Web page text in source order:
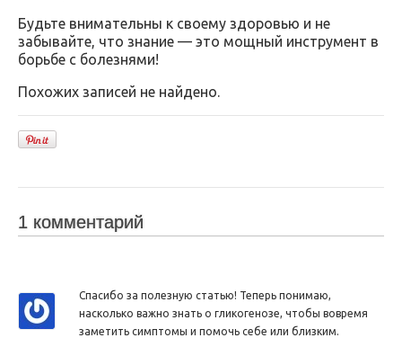
Будьте внимательны к своему здоровью и не
забывайте, что знание — это мощный инструмент в
борьбе с болезнями!
Похожих записей не найдено.
1 комментарий
Спасибо за полезную статью! Теперь понимаю,
насколько важно знать о гликогенозе, чтобы вовремя
заметить симптомы и помочь себе или близким.